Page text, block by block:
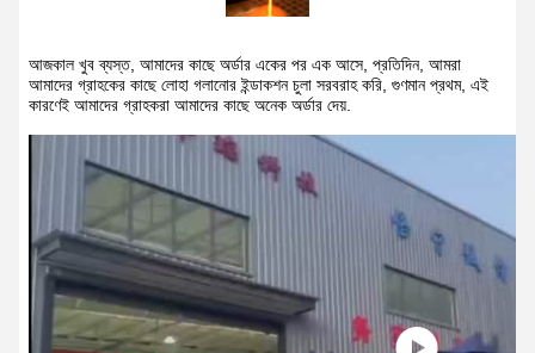
আজকাল খুব ব্যস্ত, আমাদের কাছে অর্ডার একের পর এক আসে, প্রতিদিন, আমরা
আমাদের গ্রাহকের কাছে লোহা গলানোর ইন্ডাকশন চুলা সরবরাহ করি, গুণমান প্রথম, এই
কারণেই আমাদের গ্রাহকরা আমাদের কাছে অনেক অর্ডার দেয়.